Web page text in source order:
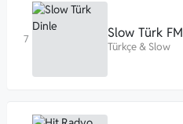
Slow Türk FM
Türkçe& Slow